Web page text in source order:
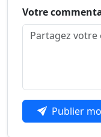
Votre
Publier